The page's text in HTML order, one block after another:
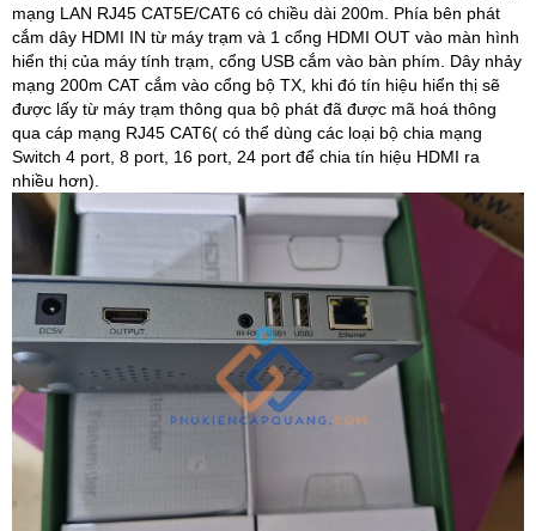
mạng LAN RJ45 CAT5E/CAT6 có chiều dài 200m. Phía bên phát
cắm dây HDMI IN từ máy trạm và 1 cổng HDMI OUT vào màn hình
hiển thị của máy tính trạm, cổng USB cắm vào bàn phím. Dây nhảy
mạng 200m CAT cắm vào cổng bộ TX, khi đó tín hiệu hiển thị sẽ
được lấy từ máy trạm thông qua bộ phát đã được mã hoá thông
qua cáp mạng RJ45 CAT6( có thể dùng các loại bộ chia mạng
Switch 4 port, 8 port, 16 port, 24 port để chia tín hiệu HDMI ra
nhiều hơn).